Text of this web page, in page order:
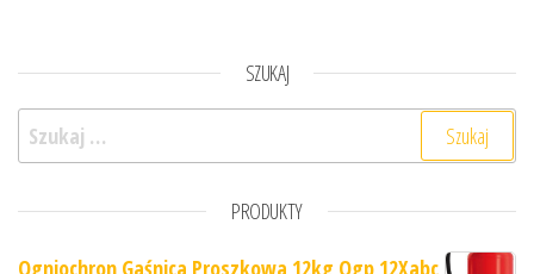
SZUKAJ
Szukaj:
PRODUKTY
Ogniochron Gaśnica Proszkowa 12kg Ogp 12Xabc